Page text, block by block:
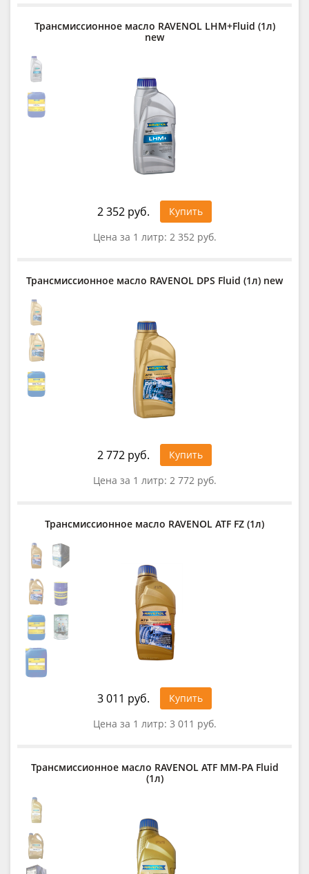
Трансмиссионное масло RAVENOL LHM+Fluid (1л)
new
2 352 руб.
Купить
Цена за 1 литр: 2 352 руб.
Трансмиссионное масло RAVENOL DPS Fluid (1л) new
2 772 руб.
Купить
Цена за 1 литр: 2 772 руб.
Трансмиссионное масло RAVENOL ATF FZ (1л)
3 011 руб.
Купить
Цена за 1 литр: 3 011 руб.
Трансмиссионное масло RAVENOL ATF MM-PA Fluid
(1л)